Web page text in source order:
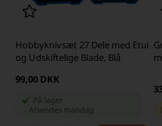
Hobbyknivsæt 27 Dele med Etui
og Udskiftelige Blade, Blå
99,00 DKK
På lager
-Afsendes mandag